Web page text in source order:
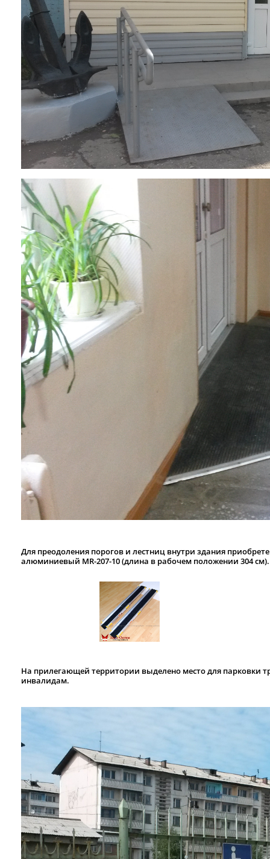
Для преодоления порогов и лестниц внутри здания
алюминиевый MR-207-10 (длина в рабочем положении 304 см).
На прилегающей территории выделено место для парковки
инвалидам.